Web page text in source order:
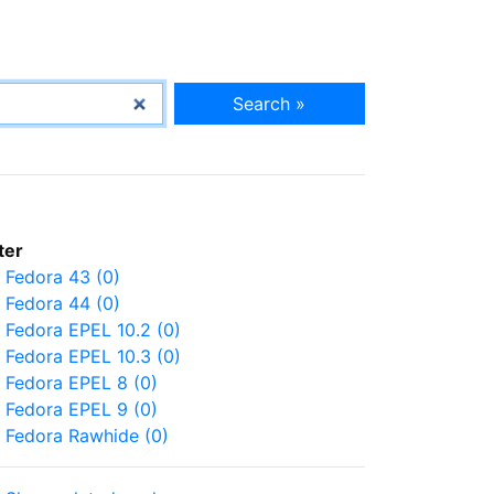
Search »
Fedora 43 (0)
Fedora 44 (0)
Fedora EPEL 10.2 (0)
Fedora EPEL 10.3 (0)
Fedora EPEL 8 (0)
Fedora EPEL 9 (0)
Fedora Rawhide (0)